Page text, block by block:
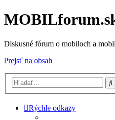
Diskusné fórum o mobiloch a
Prejsť na obsah
Rýchle odkazy